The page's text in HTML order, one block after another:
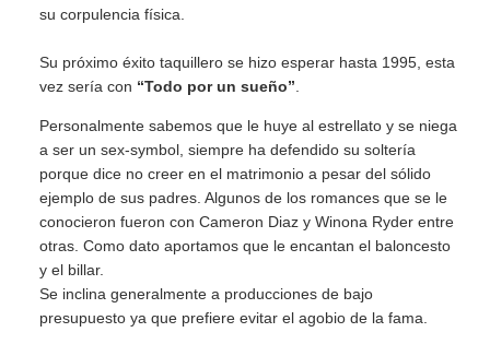
su corpulencia física.
Su próximo éxito taquillero se hizo esperar hasta 1995, esta
vez sería con “Todo por un sueño”
Personalmente sabemos que le huye al estrellato y se niega
a ser un sex-symbol, siempre ha defendido su soltería
porque dice no creer en el matrimonio a pesar del sólido
ejemplo de sus padres. Algunos de los romances que se le
conocieron fueron con Cameron Diaz y Winona Ryder entre
otras. Como dato aportamos que le encantan el baloncesto
y el billar.
Se inclina generalmente a producciones de bajo
presupuesto ya que prefiere evitar el agobio de la fama.